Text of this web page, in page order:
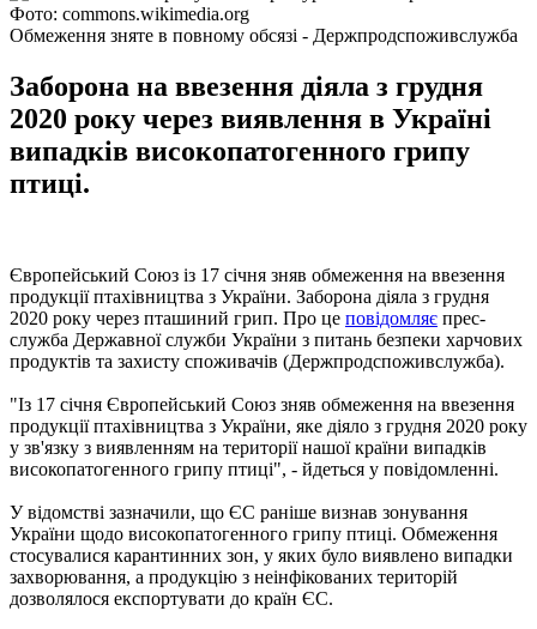
Фото: commons.wikimedia.org
Обмеження зняте в повному обсязі - Держпродспоживслужба
Заборона на ввезення діяла з грудня
2020 року через виявлення в Україні
випадків високопатогенного грипу
птиці.
Європейський Союз із 17 січня зняв обмеження на ввезення
продукції птахівництва з України. Заборона діяла з грудня
2020 року через пташиний грип. Про це повідомляє прес-
служба Державної служби України з питань безпеки харчових
продуктів та захисту споживачів (Держпродспоживслужба).
"Із 17 січня Європейський Союз зняв обмеження на ввезення
продукції птахівництва з України, яке діяло з грудня 2020 року
у зв'язку з виявленням на території нашої країни випадків
високопатогенного грипу птиці", - йдеться у повідомленні.
У відомстві зазначили, що ЄС раніше визнав зонування
України щодо високопатогенного грипу птиці. Обмеження
стосувалися карантинних зон, у яких було виявлено випадки
захворювання, а продукцію з неінфікованих територій
дозволялося експортувати до країн ЄС.